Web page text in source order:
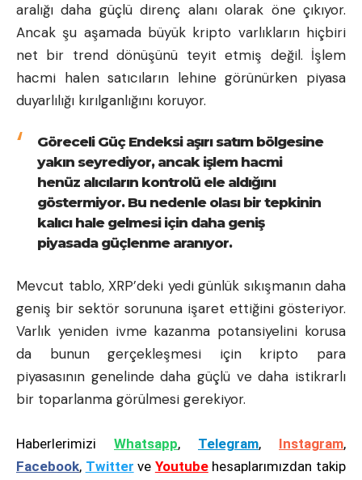
aralığı daha güçlü direnç alanı olarak öne çıkıyor.
Ancak şu aşamada büyük kripto varlıkların hiçbiri
net bir trend dönüşünü teyit etmiş değil. İşlem
hacmi halen satıcıların lehine görünürken piyasa
duyarlılığı kırılganlığını koruyor.
Göreceli Güç Endeksi aşırı satım bölgesine
yakın seyrediyor, ancak işlem hacmi
henüz alıcıların kontrolü ele aldığını
göstermiyor. Bu nedenle olası bir tepkinin
kalıcı hale gelmesi için daha geniş
piyasada güçlenme aranıyor.
Mevcut tablo, XRP’deki yedi günlük sıkışmanın daha
geniş bir sektör sorununa işaret ettiğini gösteriyor.
Varlık yeniden ivme kazanma potansiyelini korusa
da bunun gerçekleşmesi için kripto para
piyasasının genelinde daha güçlü ve daha istikrarlı
bir toparlanma görülmesi gerekiyor.
Haberlerimizi Whatsapp, Telegram, Instagram,
Facebook, Twitter ve Youtubehesaplarımızdan takip